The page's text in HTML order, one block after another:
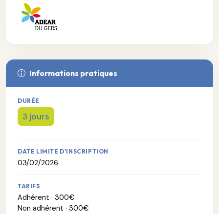
Informations pratiques
DURÉE
3 jours
DATE LIMITE D'INSCRIPTION
03/02/2026
TARIFS
Adhérent · 300€
Non adhérent · 300€